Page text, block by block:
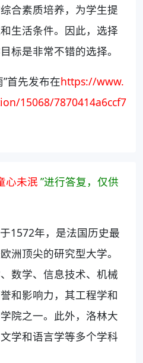
合素质培养，为学生提
生活条件。因此，选择
标是非常不错的选择。
首先发布在https://www.
15068/7870414a6ccf7
心未泯 ”进行答复，仅供
1572年，是法国历史最
洲顶尖的研究型大学。
数学、信息技术、机械
和影响力，其工程学和
院之一。此外，洛林大
学和语言学等多个学科